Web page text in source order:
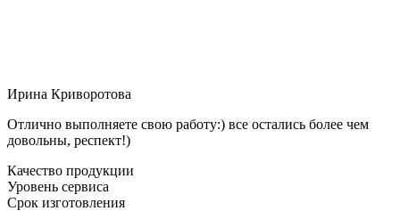
Ирина Криворотова
Отлично выполняете свою работу:) все остались более чем
довольны, респект!)
Качество продукции
Уровень сервиса
Срок изготовления